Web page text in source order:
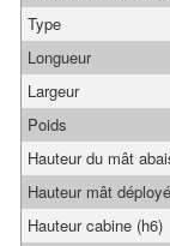
Type
Longueur
Largeur
Poids
Hauteur du mât
Hauteur mât
Hauteur cabine (h6)